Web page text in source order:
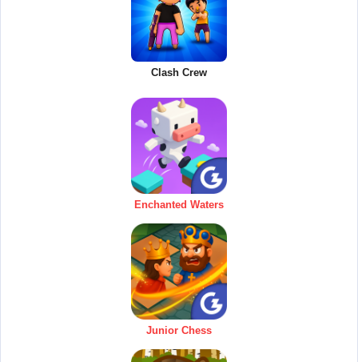
Clash Crew
Enchanted Waters
Junior Chess